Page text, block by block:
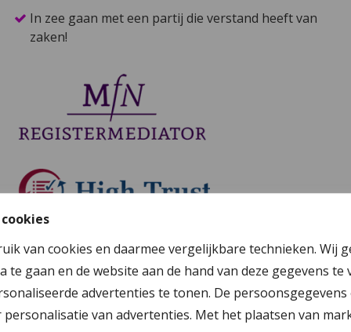
van cookies en daarmee vergelijkbare technieken. Wij
gaan en de website aan de hand van deze gegevens
advertenties te tonen. De
van advertenties. Met het plaatsen van
In zee gaan met een partij die verstand heeft van
zaken!
Gesprekslocatie